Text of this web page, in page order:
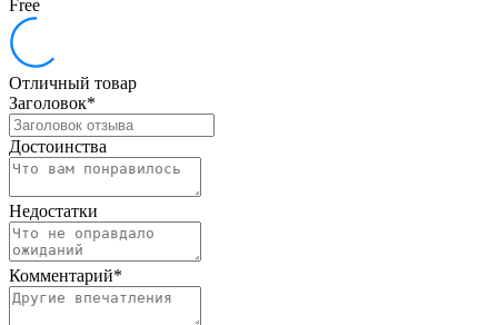
Free
Отличный товар
Заголовок*
Достоинства
Недостатки
Комментарий*